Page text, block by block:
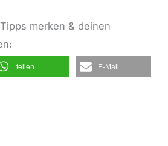
merken & deinen
teilen E-Mail